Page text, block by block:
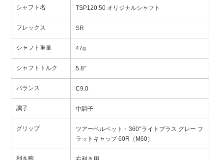
シャフト名 TSP120 50 オリジナルシャフト
フレックス SR
シャフト重量 47g
シャフトトルク 5.8°
バランス C9.0
調子 中調子
グリップ
ツアーベルベット・360°ライトプラス グレー フ
ラットキャップ 60R（M60）
利き腕